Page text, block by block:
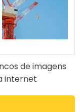
de imagens
internet